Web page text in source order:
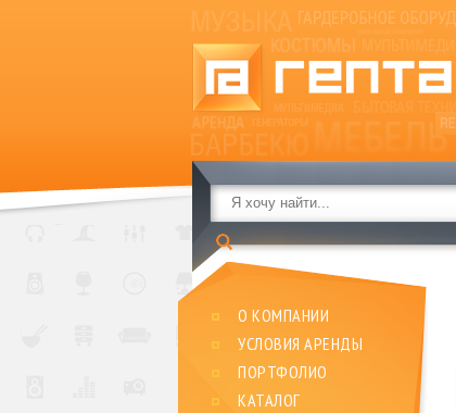
О КОМПАНИИ
УСЛОВИЯ АРЕНДЫ
ПОРТФОЛИО
КАТАЛОГ